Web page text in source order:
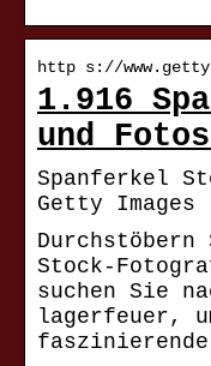
http s://
1.916
und
Spanferkel
Getty Images
Stock-
suchen Sie
lagerfeuer,